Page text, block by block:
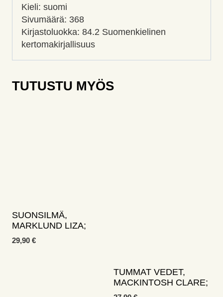
Kieli: suomi
Sivumäärä: 368
Kirjastoluokka: 84.2 Suomenkielinen
kertomakirjallisuus
TUTUSTU MYÖS
SUONSILMÄ,
MARKLUND LIZA;
29,90 €
TUMMAT VEDET,
MACKINTOSH CLARE;